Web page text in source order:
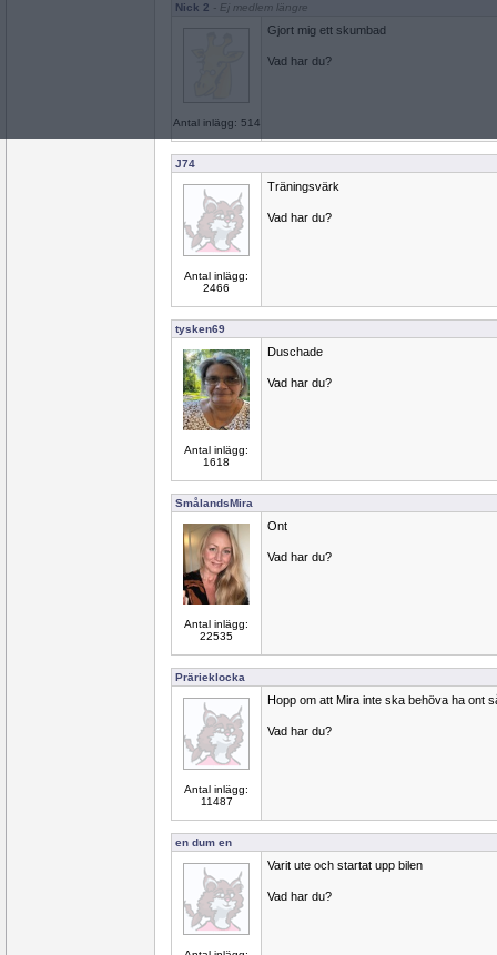
Nick 2 - Ej medlem längre
Antal inlägg: 514
Gjort mig ett skumbad
Vad har du?
J74
Antal inlägg:
2466
Träningsvärk
Vad har du?
tysken69
Antal inlägg:
1618
Duschade
Vad har du?
SmålandsMira
Antal inlägg:
22535
Ont
Vad har du?
Prärieklocka
Antal inlägg:
11487
Hopp om att Mira inte ska behöva ha ont
Vad har du?
en dum en
Varit ute och startat upp bilen
Vad har du?